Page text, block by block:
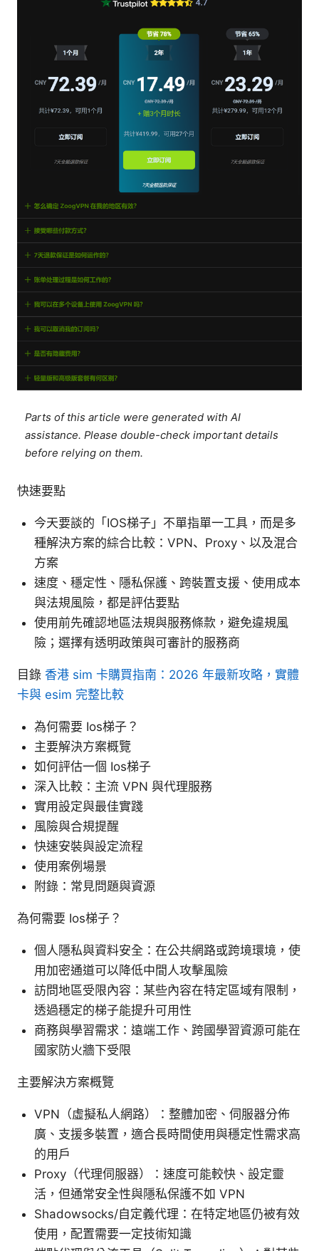
Parts of this article were generated with AI
assistance. Please double-check important details
before relying on them.
快速要點
今天要談的「IOS梯子」不單指單一工具，而是多
種解決方案的綜合比較：VPN、Proxy、以及混合
方案
速度、穩定性、隱私保護、跨裝置支援、使用成本
與法規風險，都是評估要點
使用前先確認地區法規與服務條款，避免違規風
險；選擇有透明政策與可審計的服務商
目錄 香港 sim 卡購買指南：2026 年最新攻略，實體
卡與 esim 完整比較
為何需要 Ios梯子？
主要解決方案概覽
如何評估一個 Ios梯子
深入比較：主流 VPN 與代理服務
實用設定與最佳實踐
風險與合規提醒
快速安裝與設定流程
使用案例場景
附錄：常見問題與資源
為何需要 Ios梯子？
個人隱私與資料安全：在公共網路或跨境環境，使
用加密通道可以降低中間人攻擊風險
訪問地區受限內容：某些內容在特定區域有限制，
透過穩定的梯子能提升可用性
商務與學習需求：遠端工作、跨國學習資源可能在
國家防火牆下受限
主要解決方案概覽
VPN（虛擬私人網路）：整體加密、伺服器分佈
廣、支援多裝置，適合長時間使用與穩定性需求高
的用戶
Proxy（代理伺服器）：速度可能較快、設定靈
活，但通常安全性與隱私保護不如 VPN
Shadowsocks/自定義代理：在特定地區仍被有效
使用，配置需要一定技術知識